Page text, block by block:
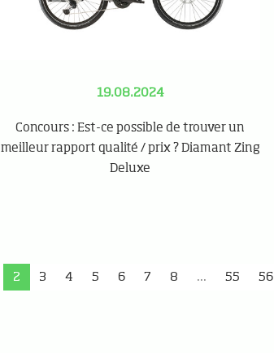
19.08.2024
Concours : Est-ce possible de trouver un
meilleur rapport qualité / prix ? Diamant Zing
Deluxe
2 3 4 5 6 7 8 ... 55 56